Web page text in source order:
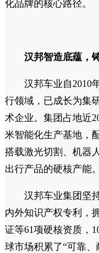
化品牌的核心路径。
汉邦智造底蕴，
汉邦车业自2010
行领域，已成长为集
术企业。集团占地近
米智能化生产基地，
搭载激光切割、机器
出行产品的硬核产能。
汉邦车业集团坚
内外知识产权专利，
证等61项硬核资质，
球市场积累了“可靠